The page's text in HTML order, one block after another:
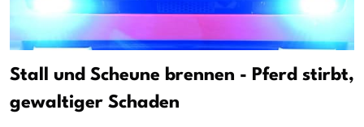
Stall und Scheune brennen - Pferd stirbt,
gewaltiger Schaden